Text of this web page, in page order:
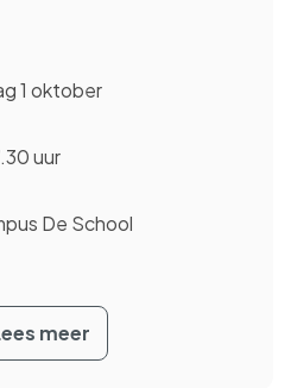
1 oktober
uur
De School
meer